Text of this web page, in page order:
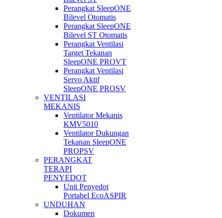
Perangkat SleepONE
Bilevel Otomatis
Perangkat SleepONE
Bilevel ST Otomatis
Perangkat Ventilasi
Target Tekanan
SleepONE PROVT
Perangkat Ventilasi
Servo Aktif
SleepONE PROSV
VENTILASI
MEKANIS
Ventilator Mekanis
KMV5010
Ventilator Dukungan
Tekanan SleepONE
PROPSV
PERANGKAT
TERAPI
PENYEDOT
Unit Penyedot
Portabel EcoASPIR
UNDUHAN
Dokumen